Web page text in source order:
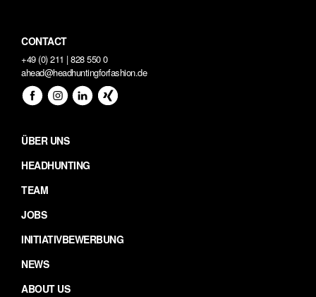
CONTACT
+49 (0) 211 | 828 550 0
ahead@headhuntingforfashion.de
ÜBER UNS
HEADHUNTING
TEAM
JOBS
INITIATIVBEWERBUNG
NEWS
ABOUT US